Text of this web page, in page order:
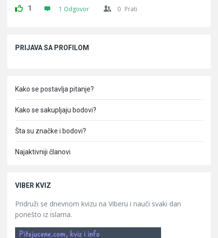
1 1 Odgovor 0 Prati
PRIJAVA SA PROFILOM
Kako se postavlja pitanje?
Kako se sakupljaju bodovi?
Šta su značke i bodovi?
Najaktivniji članovi
VIBER KVIZ
Pridruži se dnevnom kvizu na Viberu i nauči svaki dan
ponešto iz islama.